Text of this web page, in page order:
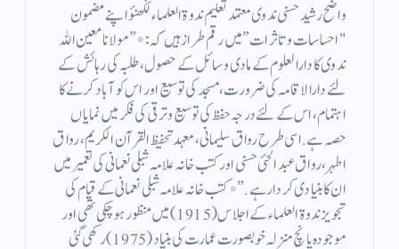
واضح رشید حسنی ندوی معتمد تعلیم ندوۃ العلماء لکھنؤ اپنے مضمون
"احساسات و تاثرات” میں رقم طراز ہیں کہ: *”مولانا معین اللہ
ندوی کا دارالعلوم کے مادی وسائل کے حصول، طلبہ کی رہائش کے
لئے دارالاقامہ کی ضرورت، مسجد کی توسیع اور اس کو آباد کرنے کا
اہتمام ، اس کے لئے درجہ حفظ کی توسیع و ترقی کی فکر میں نمایاں
حصہ ہے. اسی طرح رواق سلیمانی، معہد تحفیظ القرآن الکریم، رواق
اطہر، رواق عبد الحئی حسنی اور کتب خانہ علامہ شبلی نعمانی کی تعمیر میں
ان کا بنیادی کردار ہے.”* کتب خانہ علامہ شبلی نعمانی کے قیام کی
تجویز ندوۃ العلماء کے اجلاس (1915) میں منظور ہوچکی تھی اور
موجودہ پانچ منزلہ خوبصورت عمارت کی بنیاد (1975) رکھی گئی